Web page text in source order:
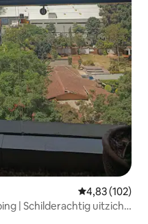
Gemiddelde
4,83 (102)
| Schilderachtig uitzicht,